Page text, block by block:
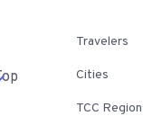
Travelers
Cities
TCC